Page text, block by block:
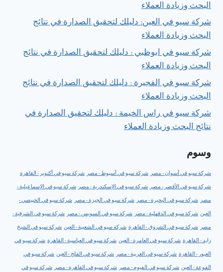
البحث وزيادة العملاء
شركة سيو في العين: دليلك لتحقيق الصدارة في نتائج
البحث وزيادة العملاء
شركة سيو في ابوظبي : دليلك لتحقيق الصدارة في نتائج
البحث وزيادة العملاء
شركة سيو في الفجيرة : دليلك لتحقيق الصدارة في نتائج
البحث وزيادة العملاء
شركة سيو في راس الخيمة : دليلك لتحقيق الصدارة في
نتائج البحث وزيادة العملاء
وسوم
شركة سيو في أسوان - مصر شركة سيو في أسيوط - مصر شركة سيو في أكتوبر - القاهرة
شركة سيو في الأقصر - مصر شركة سيو في الإسكندرية - مصر شركة سيو في الإسماعيلية -
مصر شركة سيو في البحيرة - مصر شركة سيو في الجيزة - مصر شركة سيو في الخبيصي -
العين شركة سيو في الدقهلية - مصر شركة سيو في السويس - مصر شركة سيو في الشرقية -
مصر شركة سيو في الشروق - القاهرة شركة سيو في الشعبية - العين شركة سيو في الشيخ
زايد - القاهرة شركة سيو في العامرة - العين شركة سيو في العباسية - القاهرة شركة سيو في
العبور - القاهرة شركة سيو في الغربية - مصر شركة سيو في الفلج - العين شركة سيو في
الفوعة - العين شركة سيو في الفيوم - مصر شركة سيو في القاهرة - مصر شركة سيو في